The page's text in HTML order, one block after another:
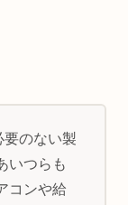
要のない製
いつらも
コンや給